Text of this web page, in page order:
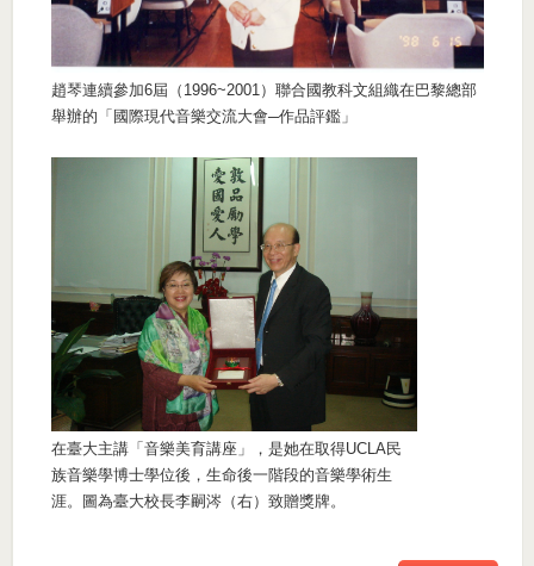
趙琴連續參加6屆（1996~2001）聯合國教科文組織在巴黎總部
舉辦的「國際現代音樂交流大會─作品評鑑」
在臺大主講「音樂美育講座」，是她在取得UCLA民
族音樂學博士學位後，生命後一階段的音樂學術生
涯。圖為臺大校長李嗣涔（右）致贈獎牌。